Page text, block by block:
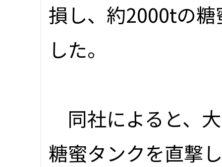
損し、約2000tの
した。
同社によると、
糖蜜タンクを直撃